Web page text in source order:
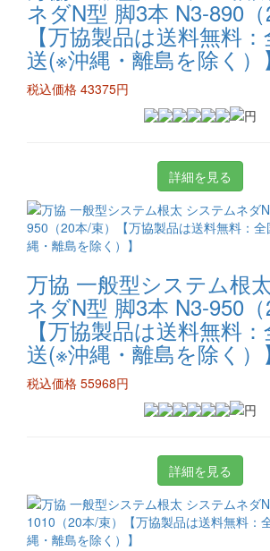
ネダN型 脚3本 N3-890（
【万協製品は送料無料
送(※沖縄・離島を除く）】
税込価格 43375円
詳細を見る
万協 一般型システム根
ネダN型 脚3本 N3-950（
【万協製品は送料無料
送(※沖縄・離島を除く）】
税込価格 55968円
詳細を見る